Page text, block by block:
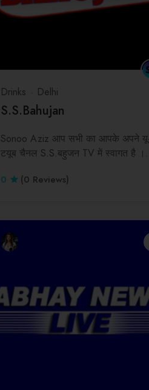
Drinks Delhi
S.S.Bahujan
Sonoo Aziz आप सभी का आपके अपने
टयूब चैनल S.S.बहुजन TV में स्वागत है
0
(0 Reviews)